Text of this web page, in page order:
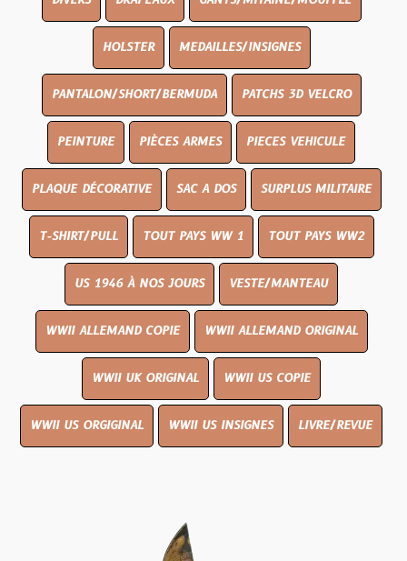
HOLSTER MEDAILLES/INSIGNES
PANTALON/SHORT/BERMUDA PATCHS 3D VELCRO
PEINTURE PIÈCES ARMES PIECES VEHICULE
PLAQUE DÉCORATIVE SAC A DOS SURPLUS MILITAIRE
T-SHIRT/PULL TOUT PAYS WW 1 TOUT PAYS WW2
US 1946 À NOS JOURS VESTE/MANTEAU
WWII ALLEMAND COPIE WWII ALLEMAND ORIGINAL
WWII UK ORIGINAL WWII US COPIE
WWII US ORGIGINAL WWII US INSIGNES LIVRE/REVUE